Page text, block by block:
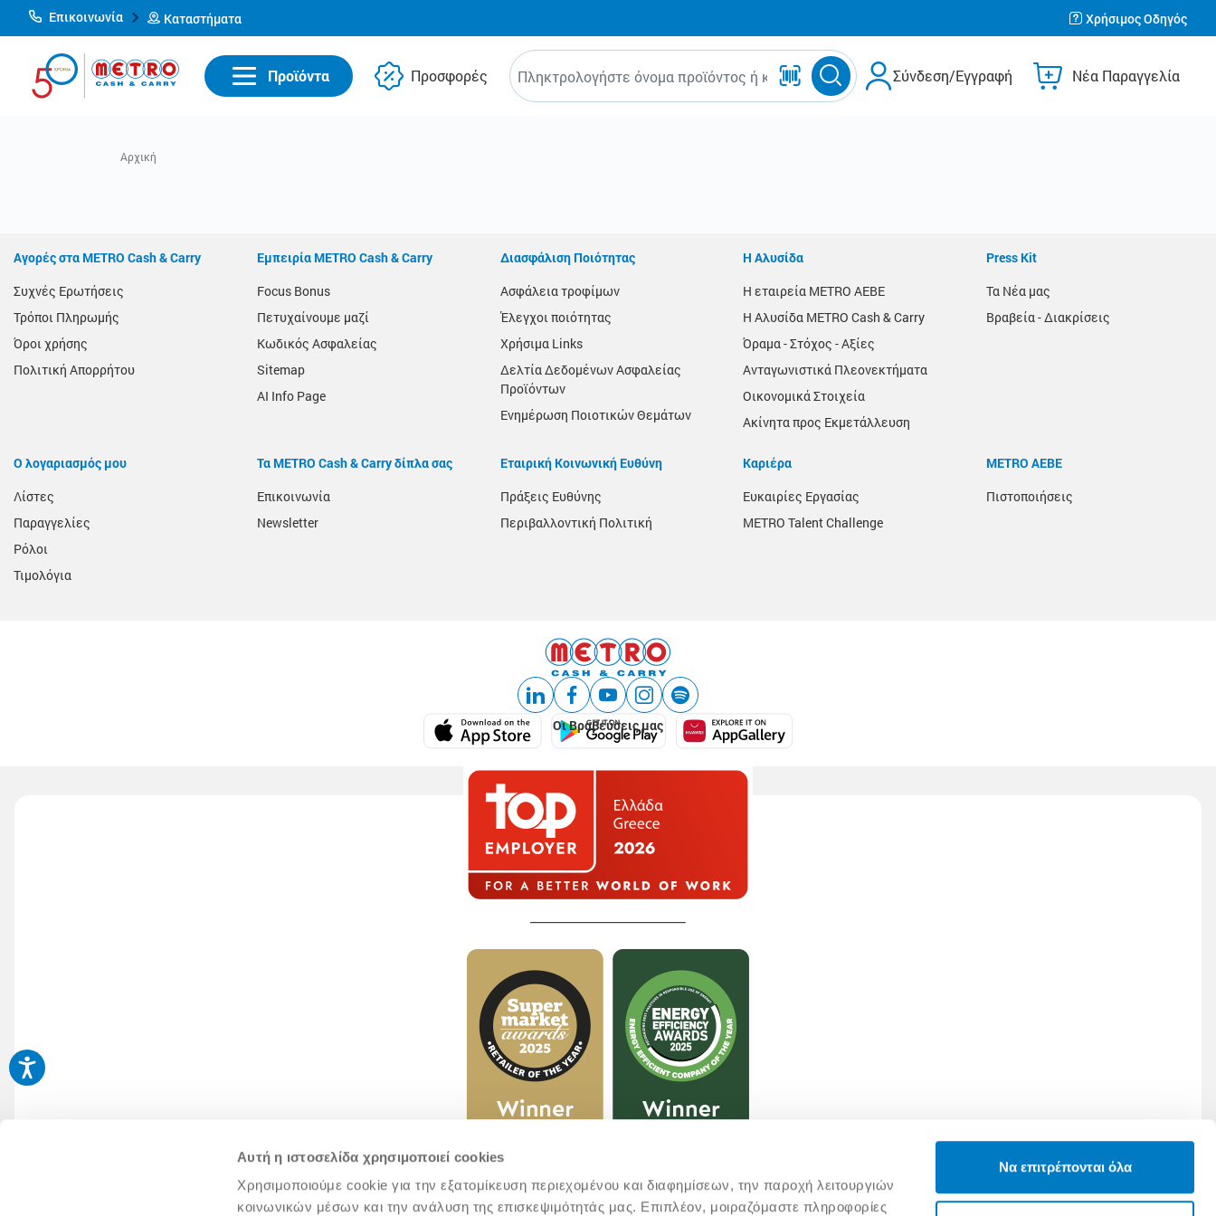
Αυτή η ιστοσελίδα χρησιμοποιεί cookies
Χρησιμοποιούμε cookie για την εξατομίκευση περιεχομένου και διαφημίσεων, την παροχή λειτουργιών
κοινωνικών μέσων και την ανάλυση της επισκεψιμότητάς μας. Επιπλέον, μοιραζόμαστε πληροφορίες
Να επιτρέπονται όλα
Επικοινωνία Καταστήματα Χρήσιμος Οδηγός
Προϊόντα Προσφορές Σύνδεση/Εγγραφή Νέα Παραγγελία
Αγορές στα METRO Cash & Carry
Συχνές Ερωτήσεις
Τρόποι Πληρωμής
Όροι χρήσης
Πολιτική Απορρήτου
Εμπειρία METRO Cash & Carry
Focus Bonus
Πετυχαίνουμε μαζί
Κωδικός Ασφαλείας
Sitemap
AI Info Page
Διασφάλιση Ποιότητας
Ασφάλεια τροφίμων
Έλεγχοι ποιότητας
Χρήσιμα Links
Δελτία Δεδομένων Ασφαλείας
Προϊόντων
Ενημέρωση Ποιοτικών Θεμάτων
Η Αλυσίδα
Η εταιρεία METRO AEBE
Η Αλυσίδα METRO Cash & Carry
Όραμα - Στόχος - Αξίες
Ανταγωνιστικά Πλεονεκτήματα
Οικονομικά Στοιχεία
Ακίνητα προς Εκμετάλλευση
Press Kit
Τα Νέα μας
Βραβεία - Διακρίσεις
Ο λογαριασμός μου
Λίστες
Παραγγελίες
Ρόλοι
Τιμολόγια
Τα METRO Cash & Carry δίπλα σας
Επικοινωνία
Newsletter
Εταιρική Κοινωνική Ευθύνη
Πράξεις Ευθύνης
Περιβαλλοντική Πολιτική
Καριέρα
Ευκαιρίες Εργασίας
METRO Talent Challenge
METRO ΑΕΒΕ
Πιστοποιήσεις
Οι Βραβεύσεις μας